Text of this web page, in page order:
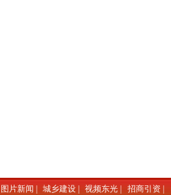
图片新闻 城乡建设 视频东光 招商引资|